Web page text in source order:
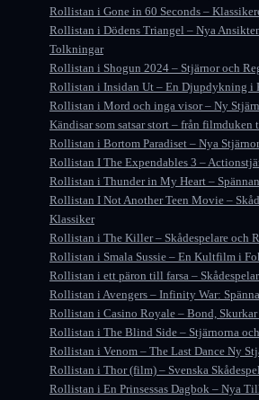
Rollistan i Gone in 60 Seconds –
Rollistan i Dödens Triangel – Nya
Tolkningar
Rollistan i Shogun 2024 – Stjärnor och
Rollistan i Insidan Ut – En Djupdykning i
Rollistan i Mord och inga visor – Ny
Kändisar som satsar stort – från filmduken
Rollistan i Bortom Paradiset – Nya
Rollistan I The Expendables 3 –
Rollistan i Thunder in My Heart –
Rollistan I Not Another Teen Movie –
Klassiker
Rollistan i The Killer – Skådespelare och
Rollistan i Smala Sussie – En Kultfilm i
Rollistan i ett päron till farsa –
Rollistan i Avengers – Infinity War:
Rollistan i Casino Royale – Bond, Skurkar
Rollistan i The Blind Side – Stjärnorna
Rollistan i Venom – The Last Dance Ny
Rollistan i Thor (film) – Svenska
Rollistan i En Prinsessas Dagbok – Nya